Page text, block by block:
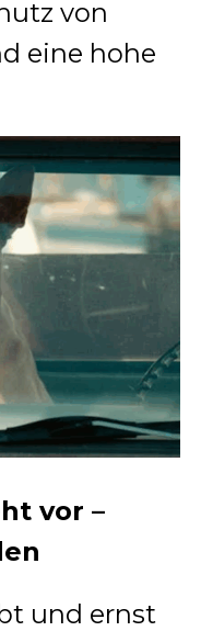
von
eine hohe
vor –
und ernst